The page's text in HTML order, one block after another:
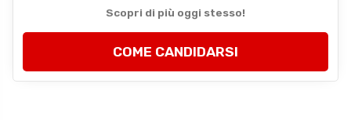
Scopri di più oggi stesso!
COME CANDIDARSI